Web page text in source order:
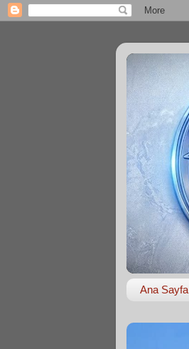
Ana Sayfa